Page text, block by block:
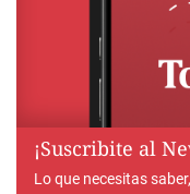
¡Suscribite al
Lo que necesitas